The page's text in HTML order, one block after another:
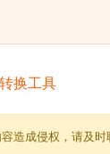
造成侵权，请及时